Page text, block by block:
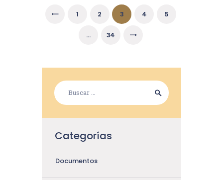
1 2 3 4 5
… 34
Categorías
Documentos